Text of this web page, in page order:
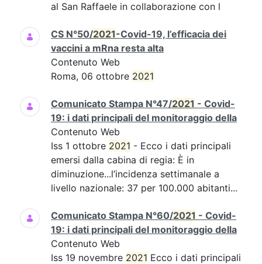
al San Raffaele in collaborazione con l
CS N°50/2021-Covid-19, l’efficacia dei
vaccini a mRna resta alta
Contenuto Web
Roma, 06 ottobre 2021
Comunicato Stampa N°47/2021 - Covid-
19: i dati principali del monitoraggio della
Contenuto Web
Iss 1 ottobre 2021 - Ecco i dati principali
emersi dalla cabina di regia: È in
diminuzione...l’incidenza settimanale a
livello nazionale: 37 per 100.000 abitanti...
Comunicato Stampa N°60/2021 - Covid-
19: i dati principali del monitoraggio della
Contenuto Web
Iss 19 novembre 2021 Ecco i dati principali